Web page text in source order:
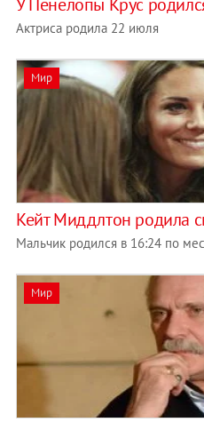
У Пенелопы Крус
Актриса родила 22 июля
Мир
Кейт Миддлтон родила
Мальчик родился в 16:24 по
Мир